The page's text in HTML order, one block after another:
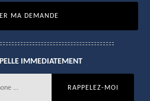
IMMEDIATEMENT